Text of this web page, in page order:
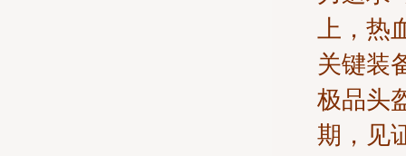
上，热
关键装
极品头
期，见